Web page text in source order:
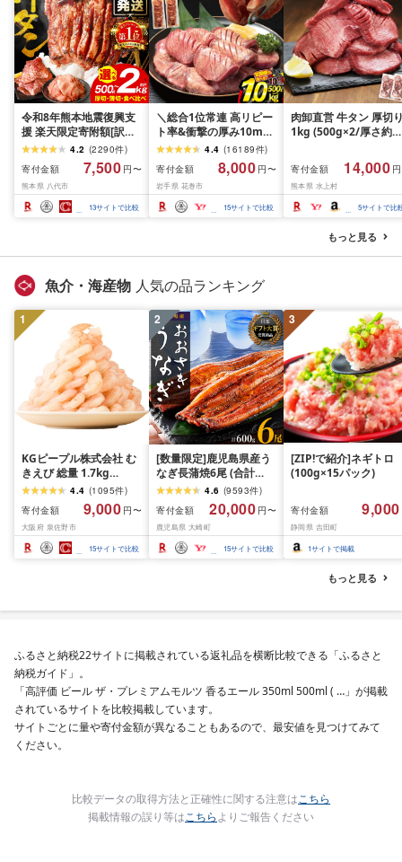
令和8年熊本地震復興支
援 楽天限定寄附額[訳あ
り]牛タン 500g〜2kg 肉
牛肉 訳あり 牛タン 冷凍
小分け 厚切り 薄切り 食
べ比べ 500g 1kg 1.5kg
2kg 牛 人気 ビーフ 牛た
ん ふるさと納税 ランキ
4.2 (2290件)
寄付金額
7,500 円〜
熊本県 八代市
13サイトで比較
＼総合1位常連 高リピー
ト率&衝撃の厚み10mm
厚切り牛タン 塩味/ ≪ス
ピード発送!!10営業日以
内発送≫ 選べる内容量
500g / 1kg 定期便 毎月
届く 牛肉 肉 BBQ ふるさ
と 人気 ランキング 岩手
4.4 (16189件)
寄付金額
8,000 円〜
岩手県 花巻市
15サイトで比較
肉卸直営 牛タン 厚切
1kg (500g×2/厚さ約
牛肉 焼肉 冷凍 スライ
業務用 バーベキュー
BBQ おつまみ ギフト
祝い お中元 夏ギフト
寄付金額 14,000
熊本県 水上村
5サイトで比
もっと見る
魚介・海産物 人気の品ランキング
1
KGピープル株式会社 む
きえび 総量 1.7kg
(850g×2P) 特大 5Lサイ
ズ バナメイエビ バラ凍
結 下処理不要 サイズ不
揃い 訳あり
4.4 (1095件)
寄付金額
9,000 円〜
大阪府 泉佐野市
15サイトで比較
2
[数量限定]鹿児島県産う
なぎ長蒲焼6尾 (合計
600g以上)4.6 (9593件)
寄付金額
20,000 円〜
鹿児島県 大崎町
15サイトで比較
3
[ZIP!で紹介]ネギトロ
(100g×15パック)
寄付金額 9,000
静岡県 吉田町
1サイトで掲載
もっと見る
ふるさと納税22サイトに掲載されている返礼品を横断比較できる「ふるさと
納税ガイド」。
「高評価 ビール ザ・プレミアムモルツ 香るエール 350ml 500ml ( …」が掲載
されているサイトを比較掲載しています。
サイトごとに量や寄付金額が異なることもあるので、最安値を見つけてみて
ください。
比較データの取得方法と正確性に関する注意はこちら
掲載情報の誤り等はこちらよりご報告ください